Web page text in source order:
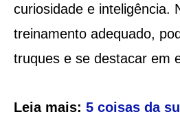
curiosidade e inteligência.
treinamento adequado,
truques e se destacar em
Leia mais: 5 coisas da